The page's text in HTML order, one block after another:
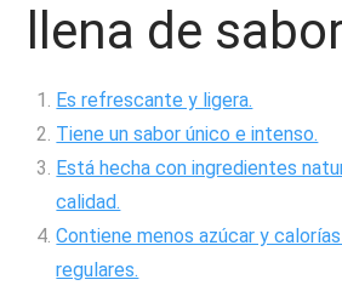
llena de
Es refrescante y ligera.
Tiene un sabor único e intenso.
Está hecha con ingredientes
calidad.
Contiene menos azúcar y
regulares.